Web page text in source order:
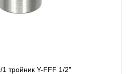
тройник Y-FFF 1/2"